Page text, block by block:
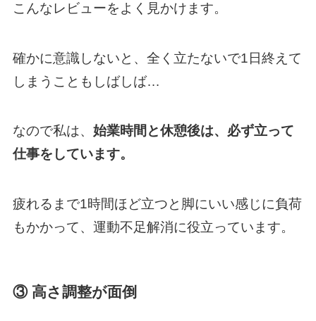
こんなレビューをよく見かけます。
確かに意識しないと、全く立たないで1日終えて
しまうこともしばしば…
なので私は、 始業時間と休憩後は、必ず立って
仕事をしています。
疲れるまで1時間ほど立つと脚にいい感じに負荷
もかかって、運動不足解消に役立っています。
③ 高さ調整が面倒